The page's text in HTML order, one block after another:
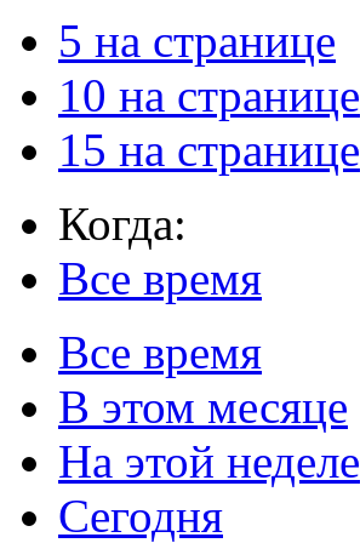
5 на странице
10 на странице
15 на странице
Когда:
Все время
Все время
В этом месяце
На этой неделе
Сегодня